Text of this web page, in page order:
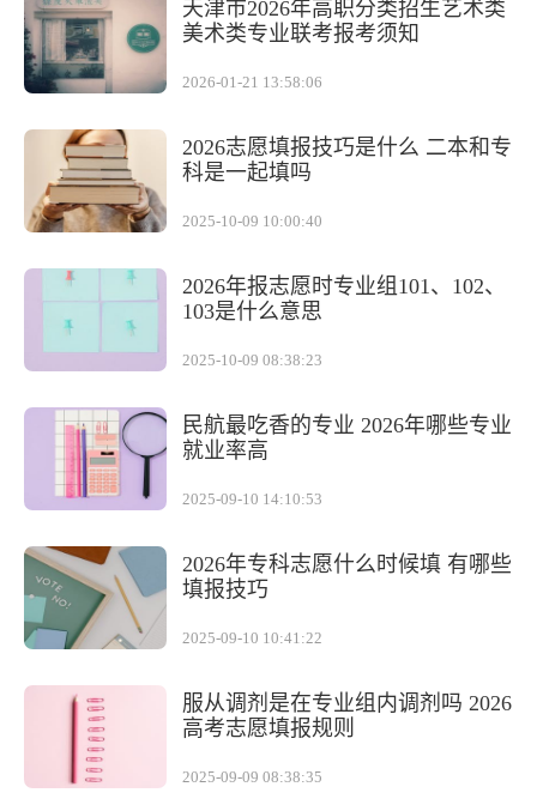
天津市2026年高职分类招生艺术类
美术类专业联考报考须知
2026-01-21 13:58:06
2026志愿填报技巧是什么 二本和专
科是一起填吗
2025-10-09 10:00:40
2026年报志愿时专业组101、102、
103是什么意思
2025-10-09 08:38:23
民航最吃香的专业 2026年哪些专业
就业率高
2025-09-10 14:10:53
2026年专科志愿什么时候填 有哪些
填报技巧
2025-09-10 10:41:22
服从调剂是在专业组内调剂吗 2026
高考志愿填报规则
2025-09-09 08:38:35